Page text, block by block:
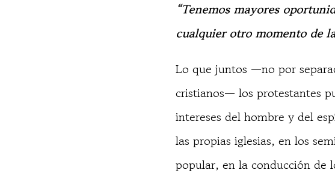
“Tenemos mayores
cualquier otro momento de
Lo que juntos —no por
cristianos— los protestantes
intereses del hombre y del
las propias iglesias, en los
popular, en la conducción de